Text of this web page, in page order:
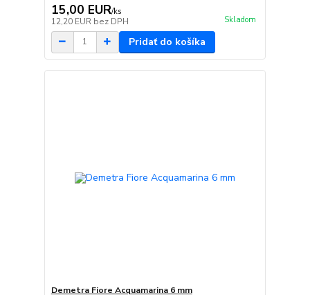
15,00 EUR/ks
12,20 EUR bez DPH Skladom
Pridať do košíka
Demetra Fiore Acquamarina 6 mm